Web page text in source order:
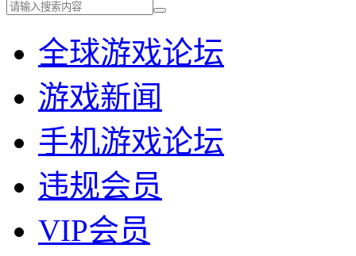
全球游戏论坛
游戏新闻
手机游戏论坛
违规会员
VIP会员